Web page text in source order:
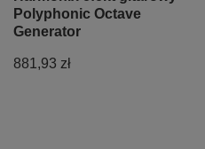
Polyphonic Octave
Generator
881,93 zł